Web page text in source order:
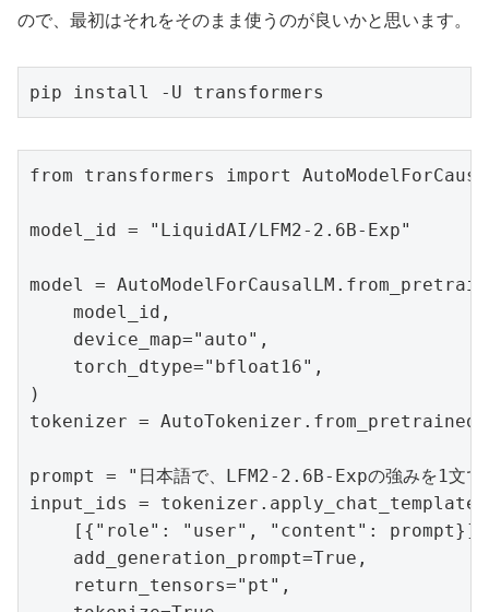
ので、最初はそれをそのまま使うのが良いかと思います。
pip install -U transformers
from transformers import
model_id = "LiquidAI/LFM2-2.6B-Exp"
model =
    model_id,
    device_map="auto",
    torch_dtype="bfloat16",
)
tokenizer =
prompt = "日本語で、LFM2-2.6B-Expの強みを1文で
input_ids = tokenizer.apply_chat_template(
    [{"role": "user", "content": prompt}],
    add_generation_prompt=True,
    return_tensors="pt",